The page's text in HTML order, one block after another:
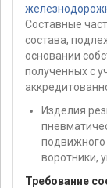
Составные
состава,
основании
полученных с
Изделия
воротники,
Требование